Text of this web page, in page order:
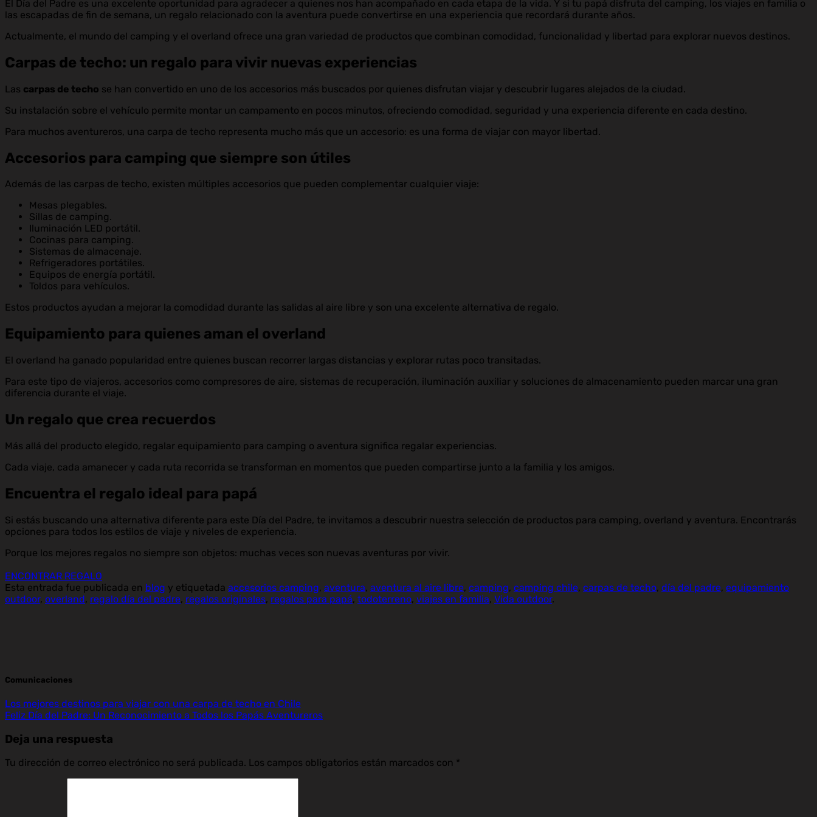
El Día del Padre es una excelente oportunidad para agradecer a quienes nos han acompañado en cada etapa de la vida. Y si tu papá disfruta del camping, los viajes en familia o
las escapadas de fin de semana, un regalo relacionado con la aventura puede convertirse en una experiencia que recordará durante años.
Actualmente, el mundo del camping y el overland ofrece una gran variedad de productos que combinan comodidad, funcionalidad y libertad para explorar nuevos destinos.
Carpas de techo: un regalo para vivir nuevas experiencias
Las carpas de techo se han convertido en uno de los accesorios más buscados por quienes disfrutan viajar y descubrir lugares alejados de la ciudad.
Su instalación sobre el vehículo permite montar un campamento en pocos minutos, ofreciendo comodidad, seguridad y una experiencia diferente en cada destino.
Para muchos aventureros, una carpa de techo representa mucho más que un accesorio: es una forma de viajar con mayor libertad.
Accesorios para camping que siempre son útiles
Además de las carpas de techo, existen múltiples accesorios que pueden complementar cualquier viaje:
Mesas plegables.
Sillas de camping.
Iluminación LED portátil.
Cocinas para camping.
Sistemas de almacenaje.
Refrigeradores portátiles.
Equipos de energía portátil.
Toldos para vehículos.
Estos productos ayudan a mejorar la comodidad durante las salidas al aire libre y son una excelente alternativa de regalo.
Equipamiento para quienes aman el overland
El overland ha ganado popularidad entre quienes buscan recorrer largas distancias y explorar rutas poco transitadas.
Para este tipo de viajeros, accesorios como compresores de aire, sistemas de recuperación, iluminación auxiliar y soluciones de almacenamiento pueden marcar una gran
diferencia durante el viaje.
Un regalo que crea recuerdos
Más allá del producto elegido, regalar equipamiento para camping o aventura significa regalar experiencias.
Cada viaje, cada amanecer y cada ruta recorrida se transforman en momentos que pueden compartirse junto a la familia y los amigos.
Encuentra el regalo ideal para papá
Si estás buscando una alternativa diferente para este Día del Padre, te invitamos a descubrir nuestra selección de productos para camping, overland y aventura. Encontrarás
opciones para todos los estilos de viaje y niveles de experiencia.
Porque los mejores regalos no siempre son objetos: muchas veces son nuevas aventuras por vivir.
ENCONTRAR REGALO
Esta entrada fue publicada en blog y etiquetada accesorios camping, aventura, aventura al aire libre, camping, camping chile, carpas de techo, día del padre, equipamiento
outdoor, overland, regalo día del padre, regalos originales, regalos para papá, todoterreno, viajes en familia, Vida outdoor.
Comunicaciones
Los mejores destinos para viajar con una carpa de techo en Chile
Feliz Día del Padre: Un Reconocimiento a Todos los Papás Aventureros
Deja una respuesta
Tu dirección de correo electrónico no será publicada. Los campos obligatorios están marcados con *